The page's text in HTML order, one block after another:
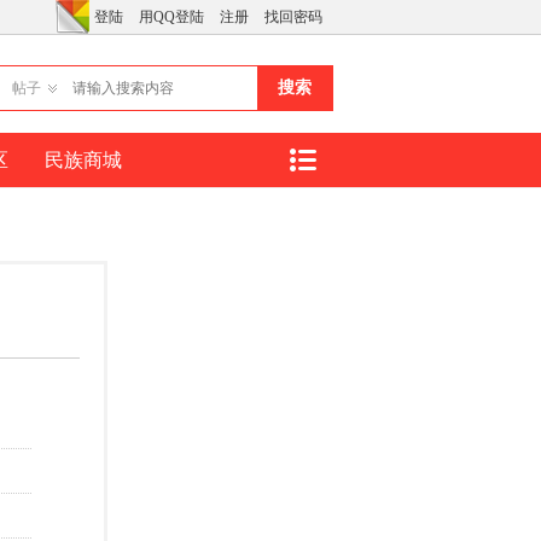
登陆 用QQ登陆 注册 找回密码
帖子 搜索
民族商城